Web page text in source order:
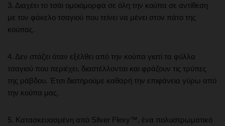
3. Διαχέει το τσάι ομοιόμορφα σε όλη την κούπα σε αντίθεση
με τον φάκελο τσαγιού που τείνει να μένει στον πάτο της
κούπας.
4. Δεν στάζει όταν εξέλθει από την κούπα γιατί τα φύλλα
τσαγιού που περιέχει, διαστέλλονται και φράζουν τις τρύπες
της ράβδου. Έτσι διατηρούμε καθαρή την επιφάνεια γύρω από
την κούπα μας.
5. Κατασκευασμένη από Silver Flexy™, ένα πολυστρωματικό